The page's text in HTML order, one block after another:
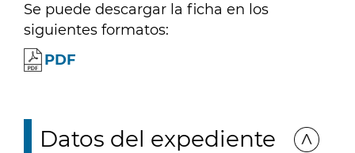
Se puede descargar la ficha en los
siguientes formatos:
PDF
Datos del expediente